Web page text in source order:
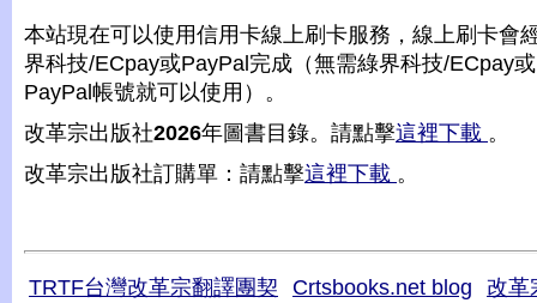
本站現在可以使用信用卡線上刷卡服務，線上刷卡會
界科技/ECpay或PayPal完成（無需綠界科技/ECpay或
PayPal帳號就可以使用）。
改革宗出版社2026年圖書目錄。請點擊這裡下載 。
改革宗出版社訂購單：請點擊這裡下載 。
TRTF台灣改革宗翻譯團契 Crtsbooks.net blog
改革